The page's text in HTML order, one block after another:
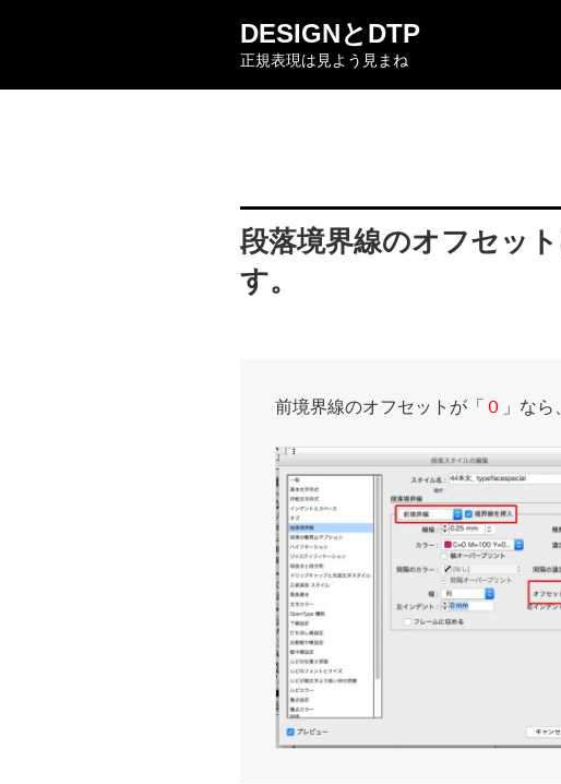
ン
DESIGNとDTP
正規表現は見よう見まね
段落境界線のオフセッ
す。
前境界線のオフセットが「 ０ 」な